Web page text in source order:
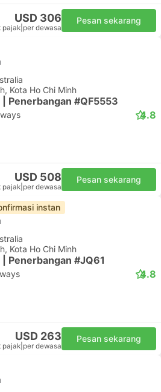
USD 306
pajak per dewasa
Pesan sekarang
Kota Ho Chi Minh
| Penerbangan #QF5553
4.8
USD 508
pajak per dewasa
Pesan sekarang
instan
Kota Ho Chi Minh
Penerbangan #JQ61
4.8
USD 263
pajak per dewasa
Pesan sekarang